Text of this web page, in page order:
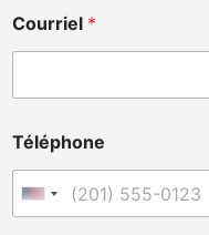
Courriel *
Téléphone
États-Unis +1